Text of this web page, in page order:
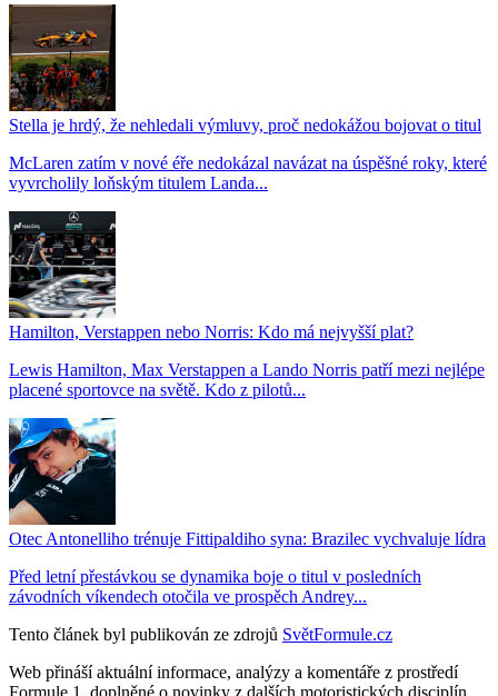
Stella je hrdý, že nehledali výmluvy, proč nedokážou bojovat o titul
McLaren zatím v nové éře nedokázal navázat na úspěšné roky, které
vyvrcholily loňským titulem Landa...
Hamilton, Verstappen nebo Norris: Kdo má nejvyšší plat?
Lewis Hamilton, Max Verstappen a Lando Norris patří mezi nejlépe
placené sportovce na světě. Kdo z pilotů...
Otec Antonelliho trénuje Fittipaldiho syna: Brazilec vychvaluje lídra
Před letní přestávkou se dynamika boje o titul v posledních
závodních víkendech otočila ve prospěch Andrey...
Tento článek byl publikován ze zdrojů SvětFormule.cz
Web přináší aktuální informace, analýzy a komentáře z prostředí
Formule 1, doplněné o novinky z dalších motoristických disciplín.